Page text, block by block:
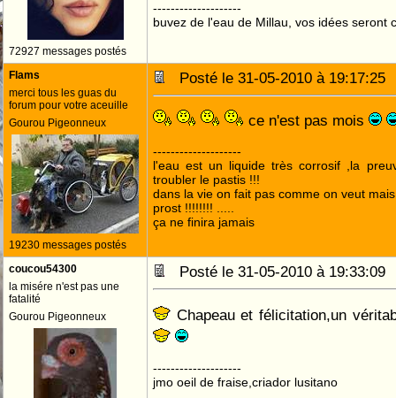
72927 messages postés
--------------------
buvez de l'eau de Millau, vos idées seront
Flams
merci tous les guas du
forum pour votre aceuille
Gourou Pigeonneux
19230 messages postés
Posté le 31-05-2010 à
ce n'est pas mois
--------------------
l'eau est un liquide très corrosif ,la
troubler le pastis !!!
dans la vie on fait pas comme on veut
prost !!!!!!!! .....
ça ne finira jamais
coucou54300
la misére n'est pas une
fatalité
Gourou Pigeonneux
Posté le 31-05-2010 à
Chapeau et félicitation,un
--------------------
jmo oeil de fraise,criador lusitano